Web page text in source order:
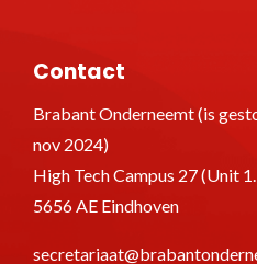
Contact
Brabant Onderneemt (is
nov 2024)
High Tech Campus 27 (Unit
5656 AE Eindhoven